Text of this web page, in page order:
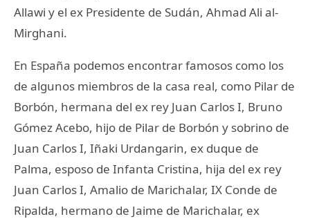
Allawi y el ex Presidente de Sudán, Ahmad Ali al-
Mirghani.
En España podemos encontrar famosos como los
de algunos miembros de la casa real, como Pilar de
Borbón, hermana del ex rey Juan Carlos I, Bruno
Gómez Acebo, hijo de Pilar de Borbón y sobrino de
Juan Carlos I, Iñaki Urdangarin, ex duque de
Palma, esposo de Infanta Cristina, hija del ex rey
Juan Carlos I, Amalio de Marichalar, IX Conde de
Ripalda, hermano de Jaime de Marichalar, ex